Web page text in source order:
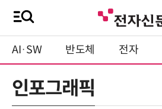
AI·SW 반도체 전자
인포그래픽